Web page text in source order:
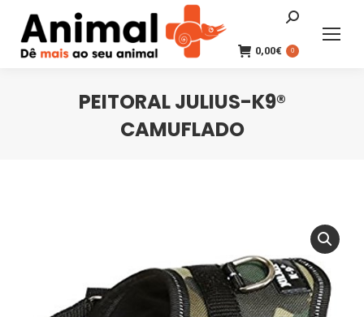
Search:
0,00€ 0
PEITORAL JULIUS-K9®
CAMUFLADO